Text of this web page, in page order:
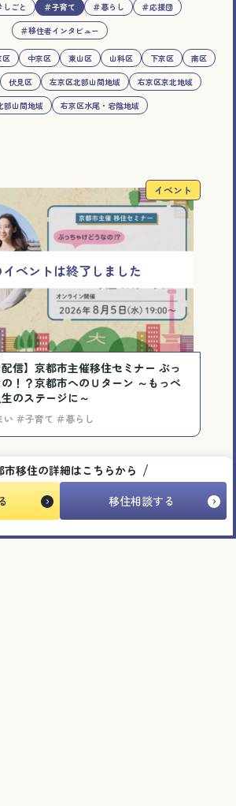
市移住の詳細はこちらから
移住相談する
しごと ＃子育て ＃暮らし
＃応援団
＃移住者インタビュー
区 中京区 東山区 山科区 下京区
南区
伏見区 左京区北部山間地域
右京区京北地域
部山間地域
右京区水尾・宕陰地域
イベント
配信】京都市主催移住セミナー ぶっ
！？京都市へのＵターン ～もっぺ
のステージに～
い ＃子育て ＃暮らし